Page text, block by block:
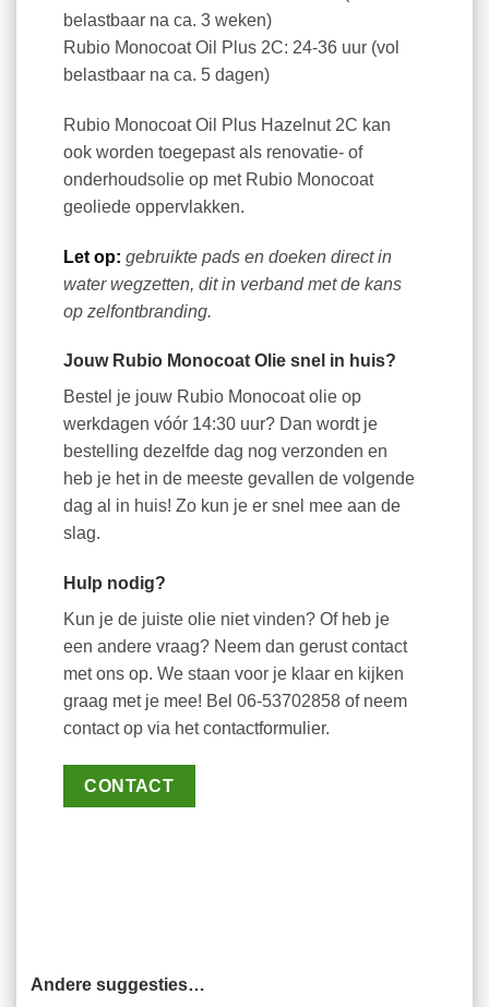
belastbaar na ca. 3 weken)
Rubio Monocoat Oil Plus 2C: 24-36 uur (vol
belastbaar na ca. 5 dagen)
Rubio Monocoat Oil Plus Hazelnut 2C kan
ook worden toegepast als renovatie- of
onderhoudsolie op met Rubio Monocoat
geoliede oppervlakken.
Let op: gebruikte pads en doeken direct in
water wegzetten, dit in verband met de kans
op zelfontbranding.
Jouw Rubio Monocoat Olie snel in huis?
Bestel je jouw Rubio Monocoat olie op
werkdagen vóór 14:30 uur? Dan wordt je
bestelling dezelfde dag nog verzonden en
heb je het in de meeste gevallen de volgende
dag al in huis! Zo kun je er snel mee aan de
slag.
Hulp nodig?
Kun je de juiste olie niet vinden? Of heb je
een andere vraag? Neem dan gerust contact
met ons op. We staan voor je klaar en kijken
graag met je mee! Bel 06-53702858 of neem
contact op via het contactformulier.
CONTACT
Andere suggesties…